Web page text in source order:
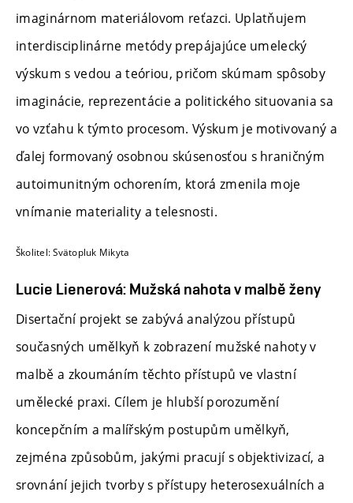
imaginárnom materiálovom reťazci. Uplatňujem
interdisciplinárne metódy prepájajúce umelecký
výskum s vedou a teóriou, pričom skúmam spôsoby
imaginácie, reprezentácie a politického situovania sa
vo vzťahu k týmto procesom. Výskum je motivovaný a
ďalej formovaný osobnou skúsenosťou s hraničným
autoimunitným ochorením, ktorá zmenila moje
vnímanie materiality a telesnosti.
Školitel: Svätopluk Mikyta
Lucie Lienerová: Mužská nahota v malbě ženy
Disertační projekt se zabývá analýzou přístupů
současných umělkyň k zobrazení mužské nahoty v
malbě a zkoumáním těchto přístupů ve vlastní
umělecké praxi. Cílem je hlubší porozumění
koncepčním a malířským postupům umělkyň,
zejména způsobům, jakými pracují s objektivizací, a
srovnání jejich tvorby s přístupy heterosexuálních a